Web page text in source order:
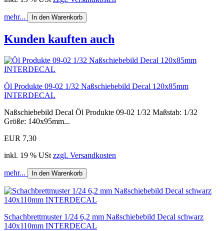
mehr... In den Warenkorb
Kunden kauften auch
Öl Produkte 09-02 1/32 Naßschiebebild Decal 120x85mm
INTERDECAL
Naßschiebebild Decal Öl Produkte 09-02 1/32 Maßstab: 1/32
Größe: 140x95mm...
EUR 7,30
inkl. 19 % USt zzgl. Versandkosten
mehr... In den Warenkorb
Schachbrettmuster 1/24 6,2 mm Naßschiebebild Decal schwarz
140x110mm INTERDECAL